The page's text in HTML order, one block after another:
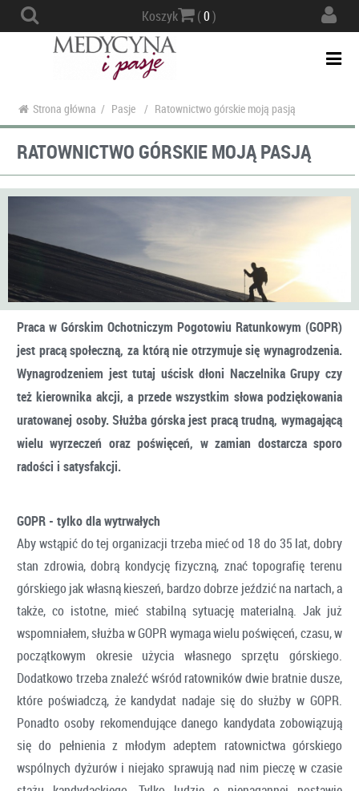
Koszyk (0)
Strona główna / Pasje / Ratownictwo górskie moją pasją
RATOWNICTWO GÓRSKIE MOJĄ PASJĄ
Praca w Górskim Ochotniczym Pogotowiu Ratunkowym (GOPR)
jest pracą społeczną, za którą nie otrzymuje się wynagrodzenia.
Wynagrodzeniem jest tutaj uścisk dłoni Naczelnika Grupy czy
też kierownika akcji, a przede wszystkim słowa podziękowania
uratowanej osoby. Służba górska jest pracą trudną, wymagającą
wielu wyrzeczeń oraz poświęceń, w zamian dostarcza sporo
radości i satysfakcji.
GOPR - tylko dla wytrwałych
Aby wstąpić do tej organizacji trzeba mieć od 18 do 35 lat, dobry
stan zdrowia, dobrą kondycję fizyczną, znać topografię terenu
górskiego jak własną kieszeń, bardzo dobrze jeździć na nartach, a
także, co istotne, mieć stabilną sytuację materialną. Jak już
wspomniałem, służba w GOPR wymaga wielu poświęceń, czasu, w
początkowym okresie użycia własnego sprzętu górskiego.
Dodatkowo trzeba znaleźć wśród ratowników dwie bratnie dusze,
które poświadczą, że kandydat nadaje się do służby w GOPR.
Ponadto osoby rekomendujące danego kandydata zobowiązują
się do pełnienia z młodym adeptem ratownictwa górskiego
wspólnych dyżurów i niejako sprawują nad nim pieczę w czasie